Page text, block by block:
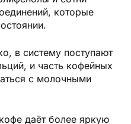
которые
в систему поступают
и часть кофейных
с молочными
даёт более яркую